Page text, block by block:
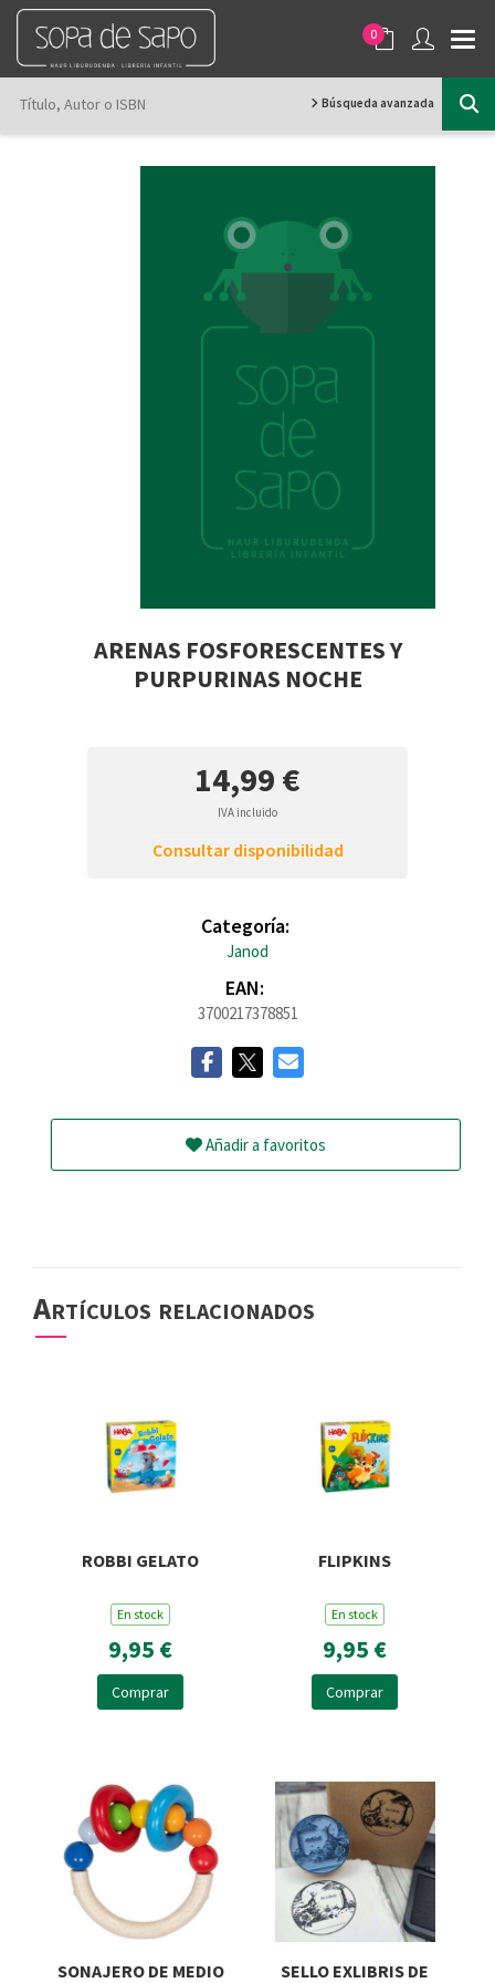
0
Búsqueda avanzada
ARENAS FOSFORESCENTES Y
PURPURINAS NOCHE
14,99 €
IVA incluido
Consultar disponibilidad
Categoría:
Janod
EAN:
3700217378851
Añadir a favoritos
Artículos relacionados
ROBBI GELATO
En stock
9,95 €
Comprar
FLIPKINS
En stock
9,95 €
Comprar
SONAJERO DE MEDIO SELLO EXLIBRIS DE